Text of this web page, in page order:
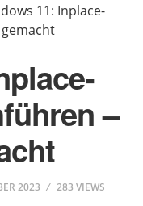
11: Inplace-
–
2023 283 VIEWS